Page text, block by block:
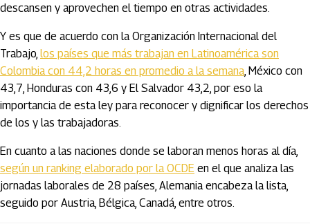
descansen y aprovechen el tiempo en otras actividades.
Y es que de acuerdo con la Organización Internacional del
Trabajo los países que más trabajan en Latinoamérica son
Colombia con 44,2 horas en promedio a la semana , México con
43,7, Honduras con 43,6 y El Salvador 43,2, por eso la
importancia de esta ley para reconocer y dignificar los derechos
de los y las trabajadoras.
En cuanto a las naciones donde se laboran menos horas al día,
según un ranking elaborado por la OCDE en el que analiza las
jornadas laborales de 28 países, Alemania encabeza la lista,
seguido por Austria, Bélgica, Canadá, entre otros.